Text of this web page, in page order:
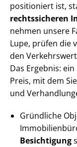
positioniert ist,
rechtssicheren
nehmen unsere
Lupe, prüfen die
den
Das Ergebnis:
Preis, mit dem
und
Gründliche
Besichtigung